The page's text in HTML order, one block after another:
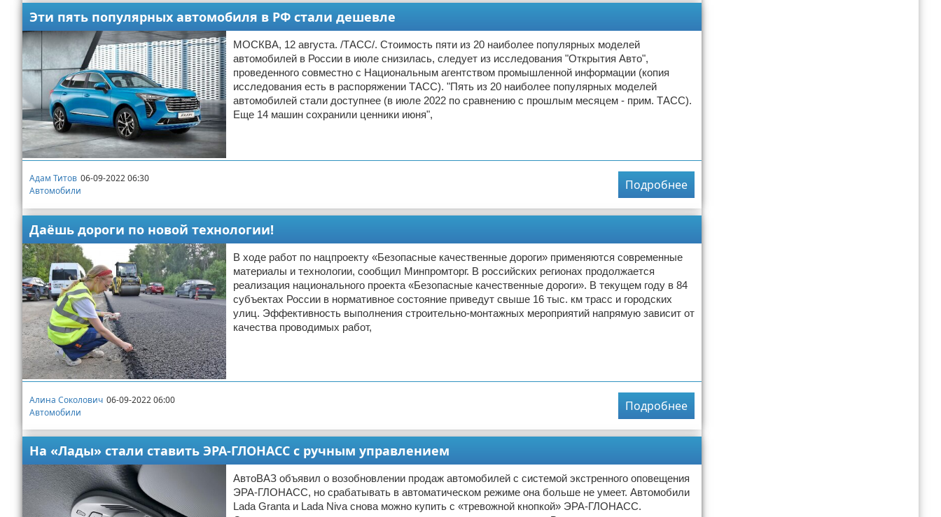
Эти пять популярных автомобиля в РФ стали дешевле
МОСКВА, 12 августа. /ТАСС/. Стоимость пяти из 20 наиболее популярных моделей
автомобилей в России в июле снизилась, следует из исследования "Открытия Авто",
проведенного совместно с Национальным агентством промышленной информации (копия
исследования есть в распоряжении ТАСС). "Пять из 20 наиболее популярных моделей
автомобилей стали доступнее (в июле 2022 по сравнению с прошлым месяцем - прим. ТАСС).
Еще 14 машин сохранили ценники июня",
Адам Титов 06-09-2022 06:30
Автомобили
Подробнее
Даёшь дороги по новой технологии!
В ходе работ по нацпроекту «Безопасные качественные дороги» применяются современные
материалы и технологии, сообщил Минпромторг. В российских регионах продолжается
реализация национального проекта «Безопасные качественные дороги». В текущем году в 84
субъектах России в нормативное состояние приведут свыше 16 тыс. км трасс и городских
улиц. Эффективность выполнения строительно-монтажных мероприятий напрямую зависит от
качества проводимых работ,
Алина Соколович 06-09-2022 06:00
Автомобили
Подробнее
На «Лады» стали ставить ЭРА-ГЛОНАСС с ручным управлением
АвтоВАЗ объявил о возобновлении продаж автомобилей с системой экстренного оповещения
ЭРА-ГЛОНАСС, но срабатывать в автоматическом режиме она больше не умеет. Автомобили
Lada Granta и Lada Niva снова можно купить с «тревожной кнопкой» ЭРА-ГЛОНАСС.